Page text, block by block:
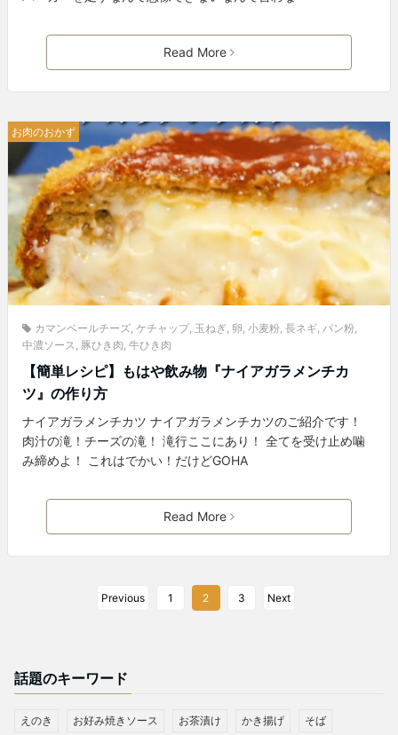
Read More
お肉のおかず
カマンベールチーズ, ケチャップ, 玉ねぎ, 卵, 小麦粉, 長ネギ, パン粉,
中濃ソース, 豚ひき肉, 牛ひき肉
【簡単レシピ】もはや飲み物『ナイアガラメンチカ
ツ』の作り方
ナイアガラメンチカツ ナイアガラメンチカツのご紹介です！
肉汁の滝！チーズの滝！ 滝行ここにあり！ 全てを受け止め噛
み締めよ！ これはでかい！だけどGOHA
Read More
Previous 1 2 3 Next
話題のキーワード
えのき お好み焼きソース お茶漬け かき揚げ そば